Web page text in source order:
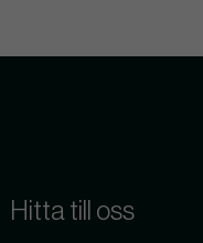
Hitta till oss